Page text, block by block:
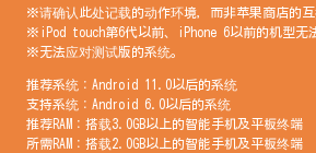
※请确认此处记载的动作环境，而非苹果商店的互
※iPod touch第6代以前、iPhone 6以前的机型无
※无法应对测试版的系统。
推荐系统：Android 11.0以后的系统
支持系统：Android 6.0以后的系统
推荐RAM：搭载3.0GB以上的智能手机及平板终端
所需RAM：搭载2.0GB以上的智能手机及平板终端